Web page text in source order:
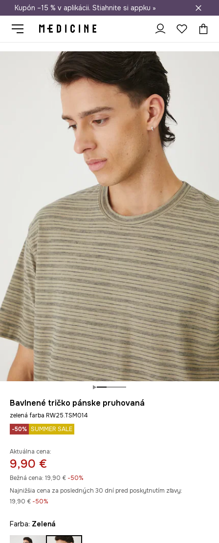
Doprava zadarmo od 50 €
Kupón –15 % v aplikácii. Stiahnite si appku »
Bavlnené tričko pánske pruhovaná
zelená farba RW25.TSM014
-50% SUMMER SALE
Aktuálna cena:
9,90 €
Bežná cena: 19,90 € -50%
Najnižšia cena za posledných 30 dní pred poskytnutím zľavy:
19,90 € -50%
Farba: zelená